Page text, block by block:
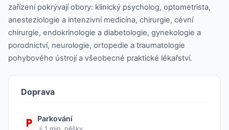
zařízení pokrývají obory: klinický psycholog, optometrista,
anesteziologie a intenzivní medicína, chirurgie, cévní
chirurgie, endokrinologie a diabetologie, gynekologie a
porodnictví, neurologie, ortopedie a traumatologie
pohybového ústrojí a všeobecné praktické lékařství.
Doprava
Parkování